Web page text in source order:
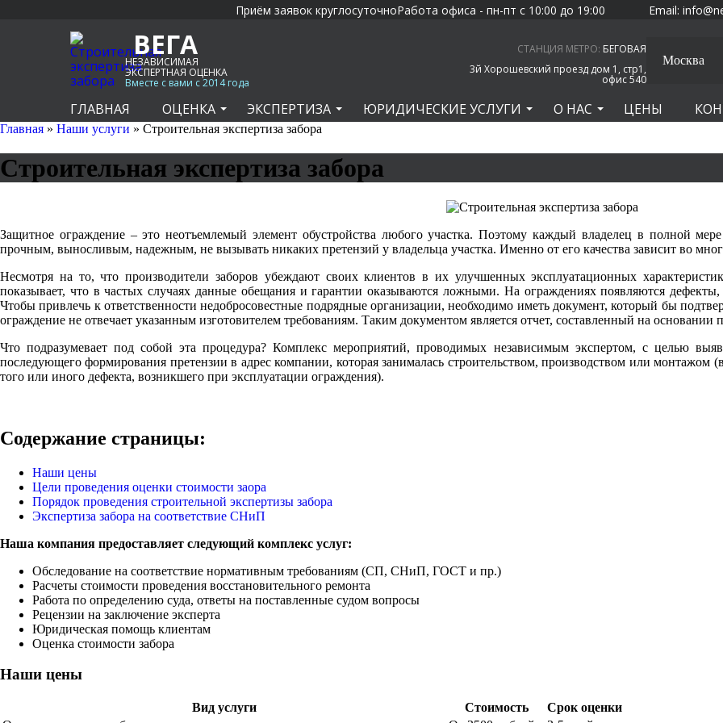
Приём заявок круглосуточноРабота офиса - пн-пт с 10:00 до 19:00 Email:
ВЕГА
НЕЗАВИСИМАЯ
ЭКСПЕРТНАЯ ОЦЕНКА
Вместе с вами с 2014 года
СТАНЦИЯ МЕТРО: БЕГОВАЯ
3й Хорошевский проезд дом 1, стр1,
офис 540
Москва
ГЛАВНАЯ ОЦЕНКА ЭКСПЕРТИЗА ЮРИДИЧЕСКИЕ УСЛУГИ О НАС ЦЕНЫ
Главная » Наши услуги » Строительная экспертиза забора
Строительная экспертиза забора
Защитное ограждение – это неотъемлемый элемент обустройства любого участка. Поэтому каждый владелец в полной
прочным, выносливым, надежным, не вызывать никаких претензий у владельца участка. Именно от его качества зависит во
Несмотря на то, что производители заборов убеждают своих клиентов в их улучшенных эксплуатационных
показывает, что в частых случаях данные обещания и гарантии оказываются ложными. На ограждениях появляются
Чтобы привлечь к ответственности недобросовестные подрядные организации, необходимо иметь документ, который бы
ограждение не отвечает указанным изготовителем требованиям. Таким документом является отчет, составленный на основании
Что подразумевает под собой эта процедура? Комплекс мероприятий, проводимых независимым экспертом, с целью
последующего формирования претензии в адрес компании, которая занималась строительством, производством или монтажом
того или иного дефекта, возникшего при эксплуатации ограждения).
Содержание страницы:
Наши цены
Цели проведения оценки стоимости заора
Порядок проведения строительной экспертизы забора
Экспертиза забора на соответствие СНиП
Наша компания предоставляет следующий комплекс услуг:
Обследование на соответствие нормативным требованиям (СП, СНиП, ГОСТ и пр.)
Расчеты стоимости проведения восстановительного ремонта
Работа по определению суда, ответы на поставленные судом вопросы
Рецензии на заключение эксперта
Юридическая помощь клиентам
Оценка стоимости забора
Наши цены
Вид услуги Стоимость
Срок оценки